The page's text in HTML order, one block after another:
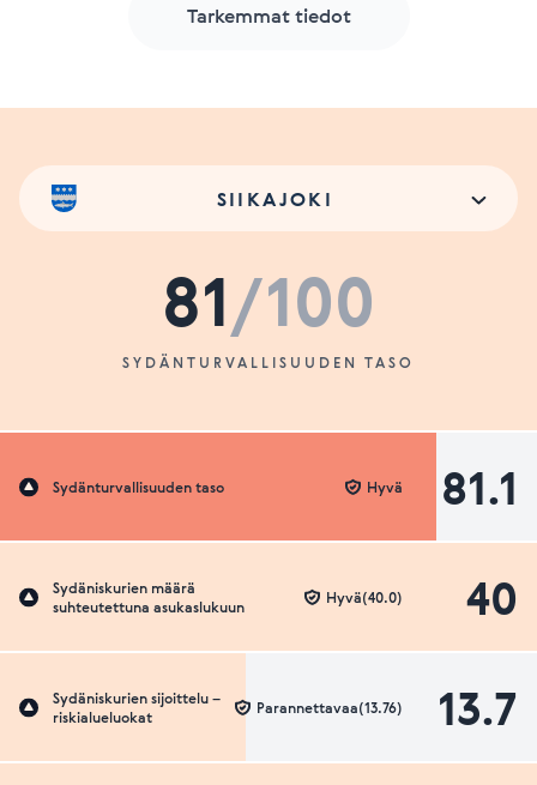
Tarkemmat tiedot
SIIKAJOKI
81/100
SYDÄNTURVALLISUUDEN TASO
Sydänturvallisuuden taso 81.1
Hyvä
Sydäniskurien määrä
suhteutettuna asukaslukuun
40
Hyvä(40.0)
Sydäniskurien sijoittelu –
riskialueluokat
13.7
Parannettavaa(13.76)